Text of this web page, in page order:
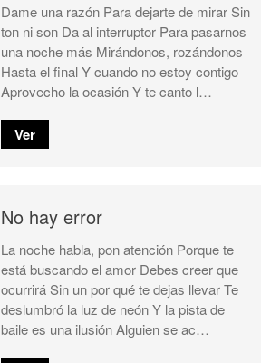
Dame una razón Para dejarte de mirar Sin
ton ni son Da al interruptor Para pasarnos
una noche más Mirándonos, rozándonos
Hasta el final Y cuando no estoy contigo
Aprovecho la ocasión Y te canto l…
Ver
No hay error
La noche habla, pon atención Porque te
está buscando el amor Debes creer que
ocurrirá Sin un por qué te dejas llevar Te
deslumbró la luz de neón Y la pista de
baile es una ilusión Alguien se ac…